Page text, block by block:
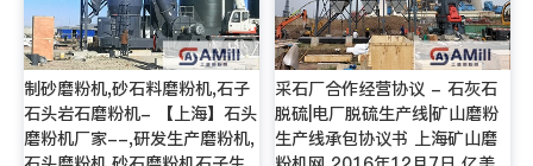
制砂磨粉机,砂石料磨粉机,石子
石头岩石磨粉机- 【上海】石头
磨粉机厂家--,研发生产磨粉机,
采石厂合作经营协议 - 石灰石
脱硫|电厂脱硫生产线|矿山磨粉
生产线承包协议书 上海矿山磨